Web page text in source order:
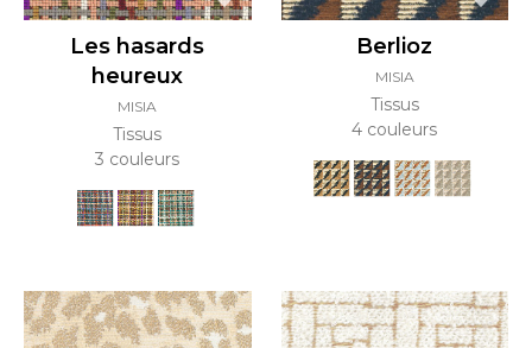
Les hasards
heureux
MISIA
Tissus
3 couleurs
Berlioz
MISIA
Tissus
4 couleurs